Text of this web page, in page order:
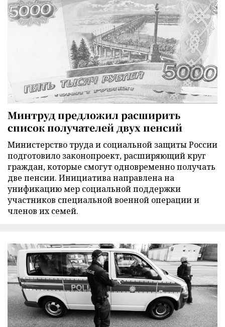
Минтруд предложил расширить
список получателей двух пенсий
Министерство труда и социальной защиты России
подготовило законопроект, расширяющий круг
граждан, которые смогут одновременно получать
две пенсии. Инициатива направлена на
унификацию мер социальной поддержки
участников специальной военной операции и
членов их семей.